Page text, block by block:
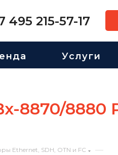
495 215-57-17
Услуги
8870/8880
Ethernet, SDH, OTN и FC —